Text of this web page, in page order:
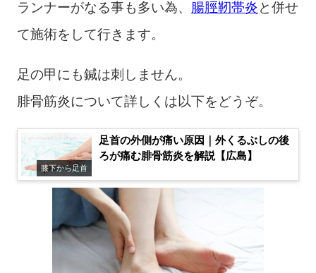
ランナーがなる事も多い為、 腸脛靭帯炎 と併せ
て施術をして行きます。
足の甲にも鍼は刺しません。
腓骨筋炎について詳しくは以下をどうぞ。
膝下から足首
足首の外側が痛い原因｜外くるぶしの後
ろが痛む腓骨筋炎を解説【広島】